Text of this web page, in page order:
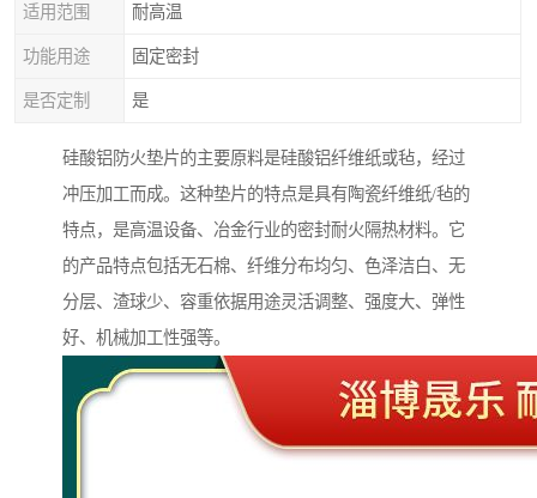
适用范围 耐高温
功能用途 固定密封
是否定制 是
硅酸铝防火垫片的主要原料是硅酸铝纤维纸或毡，经过
冲压加工而成。这种垫片的特点是具有陶瓷纤维纸/毡的
特点，是高温设备、冶金行业的密封耐火隔热材料。它
的产品特点包括无石棉、纤维分布均匀、色泽洁白、无
分层、渣球少、容重依据用途灵活调整、强度大、弹性
好、机械加工性强等。